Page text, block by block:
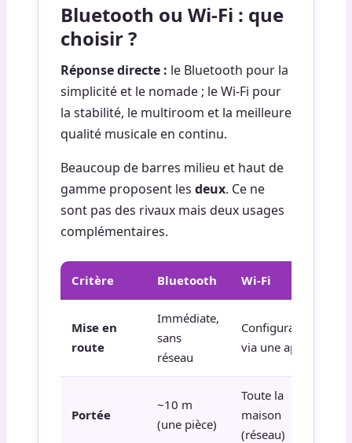
Bluetooth ou Wi-Fi : que
choisir ?
Réponse directe : le Bluetooth pour la
simplicité et le nomade ; le Wi-Fi pour
la stabilité, le multiroom et la meilleure
qualité musicale en continu.
Beaucoup de barres milieu et haut de
gamme proposent les deux. Ce ne
sont pas des rivaux mais deux usages
complémentaires.
Critère Bluetooth Wi-Fi
Mise en
route
Immédiate,
sans
réseau
Configuration
via une app
Portée
~10 m
(une pièce)
Toute la
maison
(réseau)